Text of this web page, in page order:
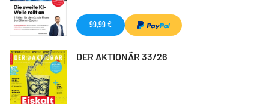
99,99 €
DER AKTIONÄR 33/26